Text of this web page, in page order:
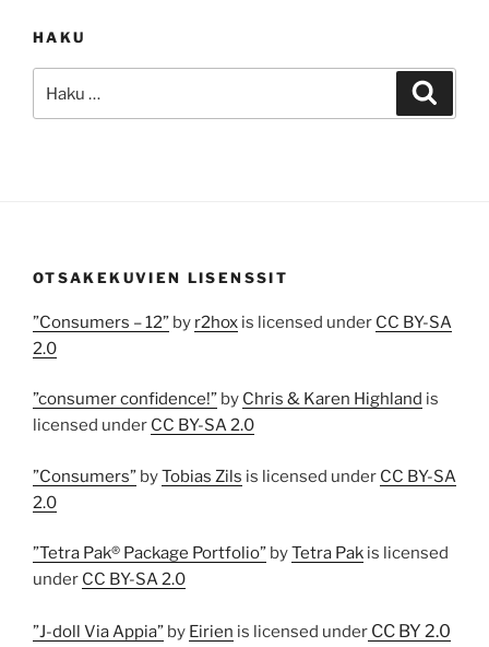
HAKU
OTSAKEKUVIEN LISENSSIT
”Consumers – 12” by r2hox is licensed under CC BY-SA
2.0
”consumer confidence!” by Chris & Karen Highland is
licensed under CC BY-SA 2.0
”Consumers” byTobias Zils is licensed under CC BY-SA
2.0
”Tetra Pak® Package Portfolio” byTetra Pak is licensed
under CC BY-SA 2.0
”J-doll Via Appia” by Eirien is licensed under CC BY 2.0